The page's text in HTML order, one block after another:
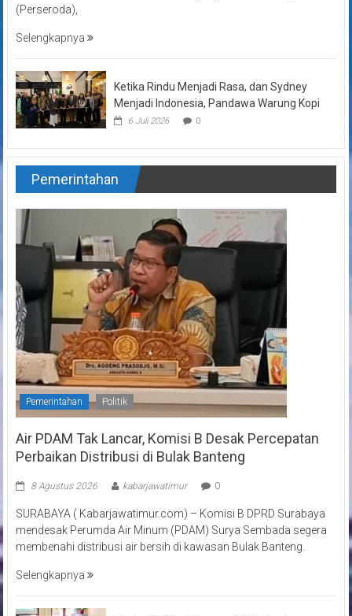
(Perseroda),
Selengkapnya
Ketika Rindu Menjadi Rasa, dan Sydney
Menjadi Indonesia, Pandawa Warung Kopi
6 Juli 2026 0
Pemerintahan
Pemerintahan Politik
Air PDAM Tak Lancar, Komisi B Desak Percepatan
Perbaikan Distribusi di Bulak Banteng
8 Agustus 2026 kabarjawatimur 0
SURABAYA ( Kabarjawatimur.com) – Komisi B DPRD Surabaya
mendesak Perumda Air Minum (PDAM) Surya Sembada segera
membenahi distribusi air bersih di kawasan Bulak Banteng.
Selengkapnya